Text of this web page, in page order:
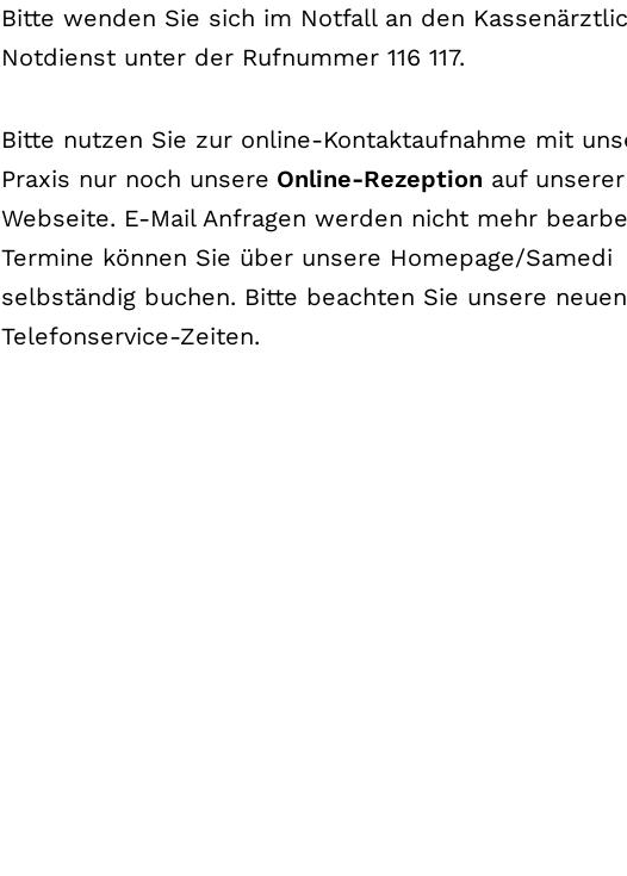
Bitte wenden Sie sich im Notfall an den
Notdienst unter der Rufnummer 116 117.
Bitte nutzen Sie zur online-Kontaktaufnahme mit
Praxis nur noch unsere Online-Rezeption auf unserer
Webseite. E-Mail Anfragen werden nicht mehr
Termine können Sie über unsere Homepage/Samedi
selbständig buchen. Bitte beachten Sie unsere neuen
Telefonservice-Zeiten.
Auf den Spuren der Autoimmunerkrankungen –
05.03.2024 um 19 Uhr
Mehr erfahren